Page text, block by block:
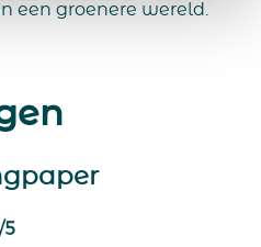
een groenere wereld.